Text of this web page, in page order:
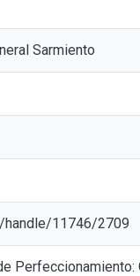
Sarmiento
handle/11746/2709
Perfeccionamiento: